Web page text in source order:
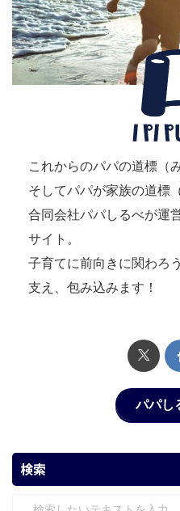
これからのパパの道標（
そしてパパが家族の道標
合同会社パパしるべが運
サイト。
子育てに前向きに関わろ
支え、包み込みます！
パパし
検索